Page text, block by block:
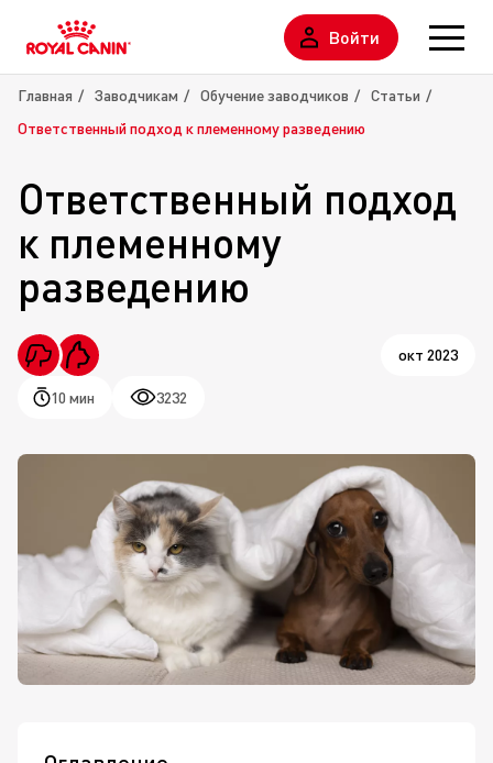
Войти
Главная Заводчикам Обучение заводчиков
Статьи
Ответственный подход к племенному разведению
Ответственный подход
к племенному
разведению
10 мин 3232
окт 2023